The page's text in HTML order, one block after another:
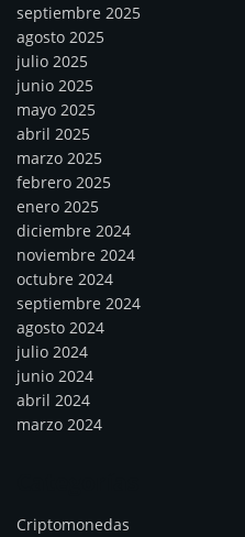
septiembre 2025
agosto 2025
julio 2025
junio 2025
mayo 2025
abril 2025
marzo 2025
febrero 2025
enero 2025
diciembre 2024
noviembre 2024
octubre 2024
septiembre 2024
agosto 2024
julio 2024
junio 2024
abril 2024
marzo 2024
Criptomonedas